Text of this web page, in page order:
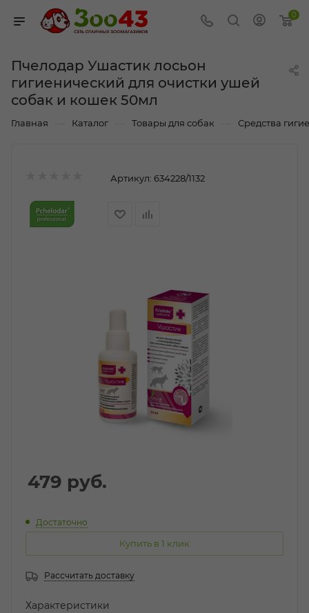
0
Пчелодар Ушастик лосьон
гигиенический для очистки ушей
собак и кошек 50мл
Главная Каталог Товары для собак Средства
Артикул: 634228/1132
479 руб.
Достаточно
Купить в 1 клик
Рассчитать доставку
Характеристики